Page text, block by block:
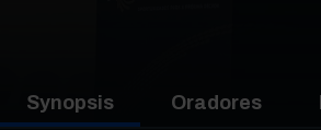
Synopsis Oradores